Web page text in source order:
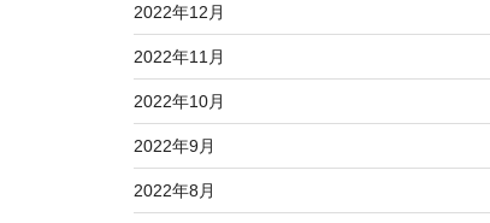
2022年12月
2022年11月
2022年10月
2022年9月
2022年8月